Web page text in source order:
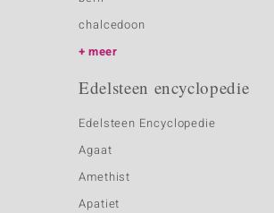
chalcedoon
meer
Edelsteen encyclopedie
Edelsteen Encyclopedie
Agaat
Amethist
Apatiet